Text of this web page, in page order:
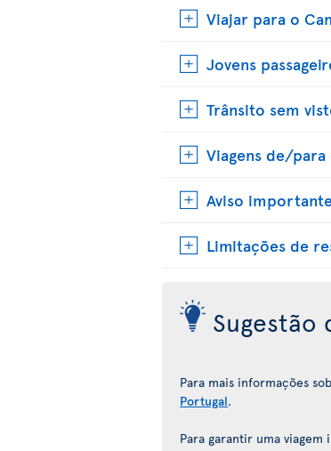
Viajar para o
Jovens
Trânsito sem
Viagens de/para
Aviso
Limitações de
Sugestão
Para mais informações
Portugal.
Para garantir uma viagem